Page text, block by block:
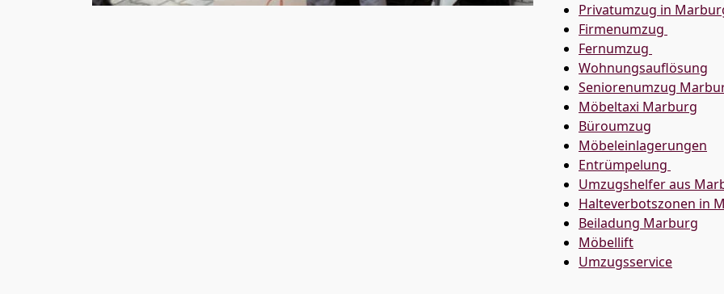
Privatumzug in
Firmenumzug
Fernumzug
Wohnungsauflösung
Seniorenumzug
Möbeltaxi Marburg
Büroumzug
Möbeleinlagerungen
Entrümpelung
Umzugshelfer aus
Halteverbotszonen in
Beiladung Marburg
Möbellift
Umzugsservice